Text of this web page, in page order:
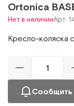
Ortonica
Нет в наличииАрт.
Кресло-коляска
Сообщить